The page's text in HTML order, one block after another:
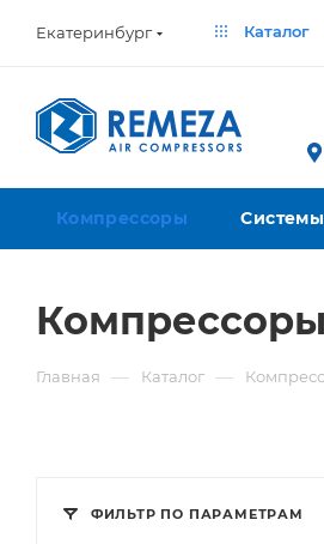
Екатеринбург Каталог
Компрессоры Системы
Главная — Каталог —
ФИЛЬТР ПО ПАРАМЕТРАМ